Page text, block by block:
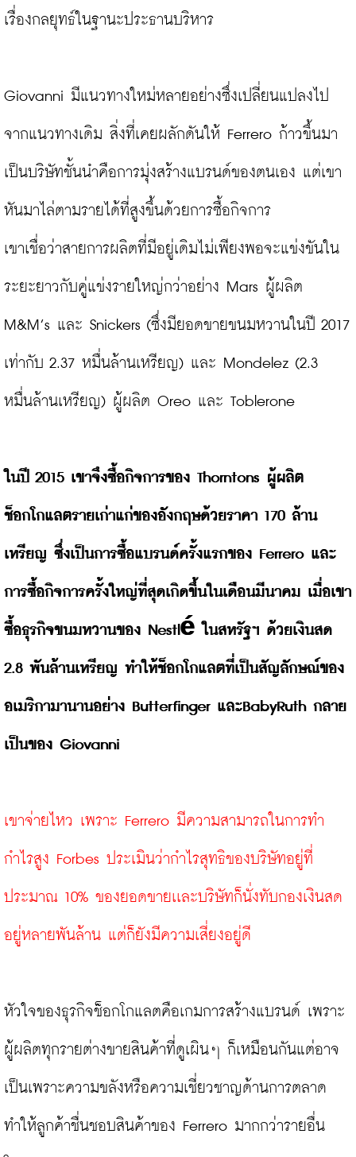
เรื่องกลยุทธ์ในฐานะประธานบริหาร
Giovanni มีแนวทางใหม่หลายอย่างซึ่งเปลี่ยนแปลงไป
จากแนวทางเดิม สิ่งที่เคยผลักดันให้ Ferrero ก้าวขึ้นมา
เป็นบริษัทชั้นนำคือการมุ่งสร้างแบรนด์ของตนเอง แต่เขา
หันมาไล่ตามรายได้ที่สูงขึ้นด้วยการซื้อกิจการ
เขาเชื่อว่าสายการผลิตที่มีอยู่เดิมไม่เพียงพอจะแข่งขันใน
ระยะยาวกับคู่แข่งรายใหญ่กว่าอย่าง Mars ผู้ผลิต
M&M’s และ Snickers (ซึ่งมียอดขายขนมหวานในปี 2017
เท่ากับ 2.37 หมื่นล้านเหรียญ) และ Mondelez (2.3
หมื่นล้านเหรียญ) ผู้ผลิต Oreo และ Toblerone
ในปี 2015 เขาจึงซื้อกิจการของ Thorntons ผู้ผลิต
ช็อกโกแลตรายเก่าแก่ของอังกฤษด้วยราคา 170 ล้าน
เหรียญ ซึ่งเป็นการซื้อแบรนด์ครั้งแรกของ Ferrero และ
การซื้อกิจการครั้งใหญ่ที่สุดเกิดขึ้นในเดือนมีนาคม เมื่อเขา
ซื้อธุรกิจขนมหวานของ Nestlé ในสหรัฐฯ ด้วยเงินสด
2.8 พันล้านเหรียญ ทำให้ช็อกโกแลตที่เป็นสัญลักษณ์ของ
อเมริกามานานอย่าง Butterfinger และBabyRuth กลาย
เป็นของ Giovanni
เขาจ่ายไหว เพราะ Ferrero มีความสามารถในการทำ
กำไรสูง Forbes ประเมินว่ากำไรสุทธิของบริษัทอยู่ที่
ประมาณ 10% ของยอดขายเเละบริษัทก็นั่งทับกองเงินสด
อยู่หลายพันล้าน แต่ก็ยังมีความเสี่ยงอยู่ดี
หัวใจของธุรกิจช็อกโกแลตคือเกมการสร้างแบรนด์ เพราะ
ผู้ผลิตทุกรายต่างขายสินค้าที่ดูเผินๆ ก็เหมือนกันแต่อาจ
เป็นเพราะความขลังหรือความเชี่ยวชาญด้านการตลาด
ทำให้ลูกค้าชื่นชอบสินค้าของ Ferrero มากกว่ารายอื่น